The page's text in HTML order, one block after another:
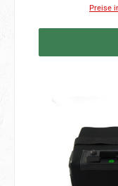
Preise